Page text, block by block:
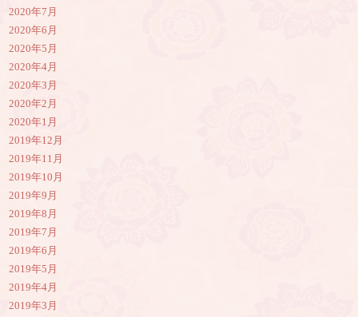
2020年7月
2020年6月
2020年5月
2020年4月
2020年3月
2020年2月
2020年1月
2019年12月
2019年11月
2019年10月
2019年9月
2019年8月
2019年7月
2019年6月
2019年5月
2019年4月
2019年3月